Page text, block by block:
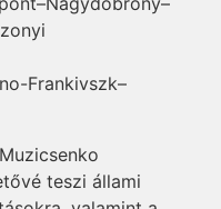
Frankivszk–
teszi állami